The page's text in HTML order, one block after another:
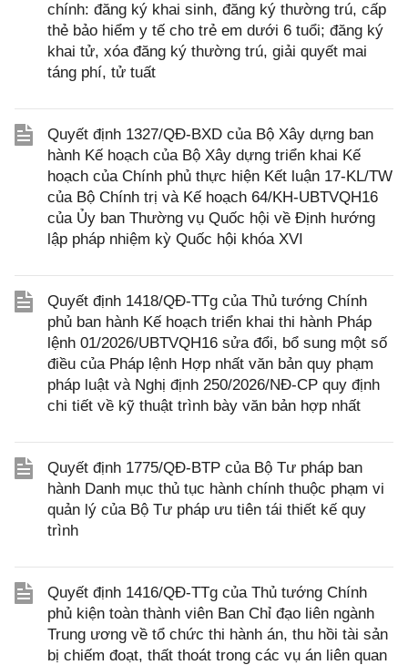
chính: đăng ký khai sinh, đăng ký thường trú, cấp
thẻ bảo hiểm y tế cho trẻ em dưới 6 tuổi; đăng ký
khai tử, xóa đăng ký thường trú, giải quyết mai
táng phí, tử tuất
Quyết định 1327/QĐ-BXD của Bộ Xây dựng ban
hành Kế hoạch của Bộ Xây dựng triển khai Kế
hoạch của Chính phủ thực hiện Kết luận 17-KL/TW
của Bộ Chính trị và Kế hoạch 64/KH-UBTVQH16
của Ủy ban Thường vụ Quốc hội về Định hướng
lập pháp nhiệm kỳ Quốc hội khóa XVI
Quyết định 1418/QĐ-TTg của Thủ tướng Chính
phủ ban hành Kế hoạch triển khai thi hành Pháp
lệnh 01/2026/UBTVQH16 sửa đổi, bổ sung một số
điều của Pháp lệnh Hợp nhất văn bản quy phạm
pháp luật và Nghị định 250/2026/NĐ-CP quy định
chi tiết về kỹ thuật trình bày văn bản hợp nhất
Quyết định 1775/QĐ-BTP của Bộ Tư pháp ban
hành Danh mục thủ tục hành chính thuộc phạm vi
quản lý của Bộ Tư pháp ưu tiên tái thiết kế quy
trình
Quyết định 1416/QĐ-TTg của Thủ tướng Chính
phủ kiện toàn thành viên Ban Chỉ đạo liên ngành
Trung ương về tổ chức thi hành án, thu hồi tài sản
bị chiếm đoạt, thất thoát trong các vụ án liên quan